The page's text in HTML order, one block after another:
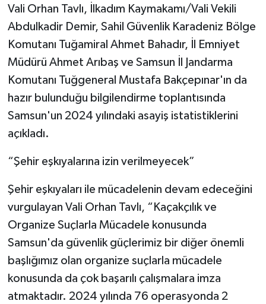
Vali Orhan Tavlı, İlkadım Kaymakamı/Vali Vekili
Abdulkadir Demir, Sahil Güvenlik Karadeniz Bölge
Komutanı Tuğamiral Ahmet Bahadır, İl Emniyet
Müdürü Ahmet Arıbaş ve Samsun İl Jandarma
Komutanı Tuğgeneral Mustafa Bakçepınar'ın da
hazır bulunduğu bilgilendirme toplantısında
Samsun'un 2024 yılındaki asayiş istatistiklerini
açıkladı.
“Şehir eşkıyalarına izin verilmeyecek”
Şehir eşkıyaları ile mücadelenin devam edeceğini
vurgulayan Vali Orhan Tavlı, “Kaçakçılık ve
Organize Suçlarla Mücadele konusunda
Samsun'da güvenlik güçlerimiz bir diğer önemli
başlığımız olan organize suçlarla mücadele
konusunda da çok başarılı çalışmalara imza
atmaktadır. 2024 yılında 76 operasyonda 2